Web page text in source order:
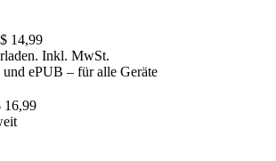
14,99
Inkl. MwSt.
ePUB – für alle Geräte
16,99